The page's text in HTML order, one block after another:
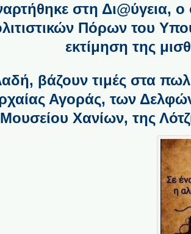
στη Δι@ύγεια,
Πόρων του
εκτίμηση της
βάζουν τιμές στα
Αγοράς, των
Μουσείου Χανίων, της